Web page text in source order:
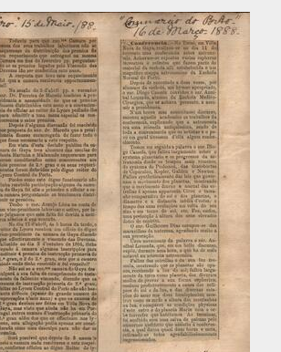
- Convento de Nossa Senhora dos Remédios, 1872
Coleção de recortes de jornais de Diogo Cassels,
de jornal desconhecido, [1865]
de jornais desconhecidos, [18--]
do jornal "Diário de Lisboa", 1868-08-10
de jornal desconhecido, 1868-12-11
de jornal desconhecido e do jornal "Diário
Persecution of a british subject by the portuguese
of a british subject in Portugal.
de jornais desconhecidos: fanatismo,
de jornais sobre o julgamento de Diogo
do jornal "O Leirense", 1866-09-01
de jornais desconhecidos: condenação de
de jornais desconhecidos: condenação de
de jornais desconhecidos: condenação de